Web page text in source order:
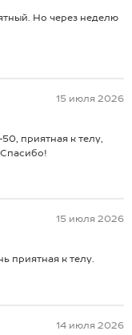
Но через неделю
15 июля 2026
приятная к телу,
15 июля 2026
приятная к телу.
14 июля 2026